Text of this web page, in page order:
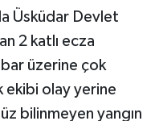
Üsküdar Devlet
2 katlı ecza
üzerine çok
ekibi olay yerine
bilinmeyen yangın